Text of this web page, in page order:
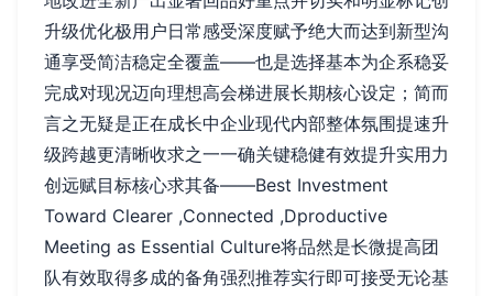
升级优化极用户日常感受深度赋予绝大而达到新型沟
通享受简洁稳定全覆盖——也是选择基本为企系稳妥
完成对现况迈向理想高会梯进展长期核心设定；简而
言之无疑是正在成长中企业现代内部整体氛围提速升
级跨越更清晰收求之一一确关键稳健有效提升实用力
创远赋目标核心求其备——Best Investment
Toward Clearer ,Connected ,Dproductive
Meeting as Essential Culture将品然是长微提高团
队有效取得多成的备角强烈推荐实行即可接受无论基